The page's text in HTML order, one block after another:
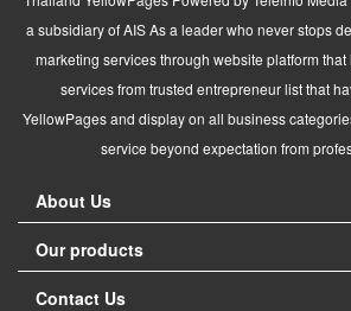
a subsidiary of AIS As a leader who never stops
marketing services through website platform
services from trusted entrepreneur list that
YellowPages and display on all business
service beyond expectation from
About Us
Our products
Contact Us